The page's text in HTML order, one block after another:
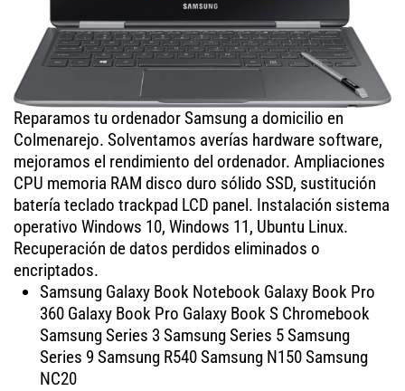
Reparamos tu ordenador Samsung a domicilio en
Colmenarejo. Solventamos averías hardware software,
mejoramos el rendimiento del ordenador. Ampliaciones
CPU memoria RAM disco duro sólido SSD, sustitución
batería teclado trackpad LCD panel. Instalación sistema
operativo Windows 10, Windows 11, Ubuntu Linux.
Recuperación de datos perdidos eliminados o
encriptados.
Samsung Galaxy Book Notebook Galaxy Book Pro
360 Galaxy Book Pro Galaxy Book S Chromebook
Samsung Series 3 Samsung Series 5 Samsung
Series 9 Samsung R540 Samsung N150 Samsung
NC20